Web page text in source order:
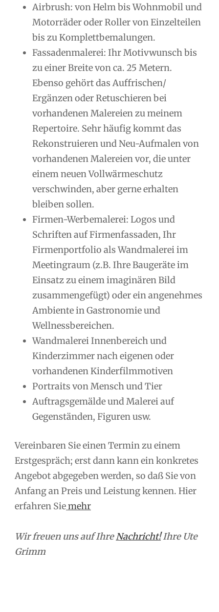
Airbrush: von Helm bis Wohnmobil und
Motorräder oder Roller von Einzelteilen
bis zu Komplettbemalungen.
Fassadenmalerei: Ihr Motivwunsch bis
zu einer Breite von ca. 25 Metern.
Ebenso gehört das Auffrischen/
Ergänzen oder Retuschieren bei
vorhandenen Malereien zu meinem
Repertoire. Sehr häufig kommt das
Rekonstruieren und Neu-Aufmalen von
vorhandenen Malereien vor, die unter
einem neuen Vollwärmeschutz
verschwinden, aber gerne erhalten
bleiben sollen.
Firmen-Werbemalerei: Logos und
Schriften auf Firmenfassaden, Ihr
Firmenportfolio als Wandmalerei im
Meetingraum (z.B. Ihre Baugeräte im
Einsatz zu einem imaginären Bild
zusammengefügt) oder ein angenehmes
Ambiente in Gastronomie und
Wellnessbereichen.
Wandmalerei Innenbereich und
Kinderzimmer nach eigenen oder
vorhandenen Kinderfilmmotiven
Portraits von Mensch und Tier
Auftragsgemälde und Malerei auf
Gegenständen, Figuren usw.
Vereinbaren Sie einen Termin zu einem
Erstgespräch; erst dann kann ein konkretes
Angebot abgegeben werden, so daß Sie von
Anfang an Preis und Leistung kennen. Hier
erfahren Siemehr
Wir freuen uns auf IhreNachricht!Ihre Ute
Grimm